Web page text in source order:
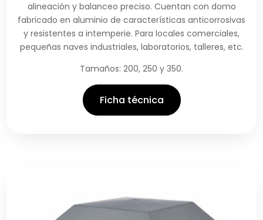
alineación y balanceo preciso. Cuentan con domo
fabricado en aluminio de características anticorrosivas
y resistentes a intemperie. Para locales comerciales,
pequeñas naves industriales, laboratorios, talleres, etc.
Tamaños: 200, 250 y 350.
Ficha técnica